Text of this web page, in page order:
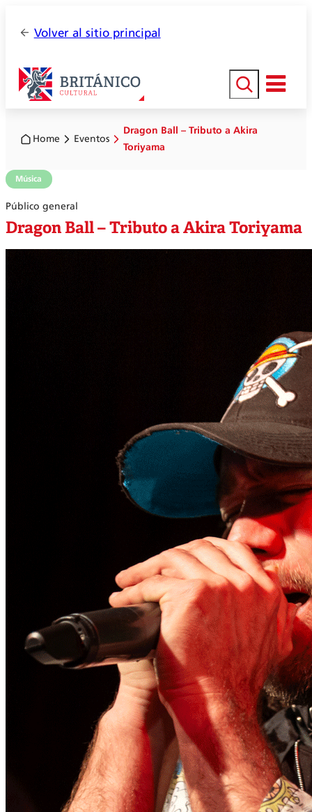
Volver al sitio principal
Buscar
Home Eventos
Dragon Ball – Tributo a Akira
Toriyama
Música
Público general
Dragon Ball – Tributo a Akira Toriyama